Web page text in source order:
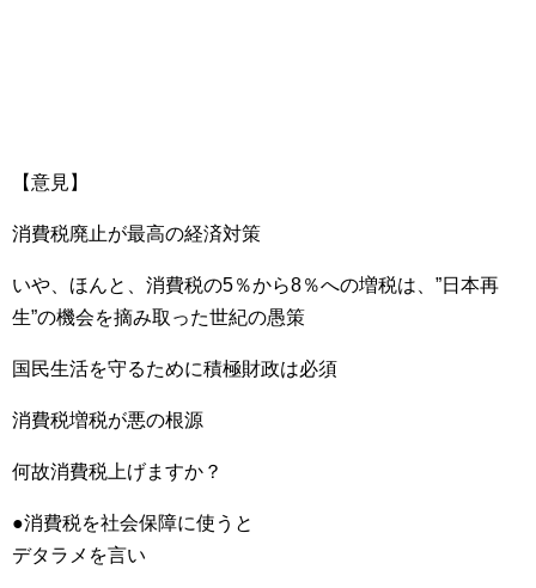
【意見】
消費税廃止が最高の経済対策
いや、ほんと、消費税の5％から8％への増税は、”日本再
生”の機会を摘み取った世紀の愚策
国民生活を守るために積極財政は必須
消費税増税が悪の根源
何故消費税上げますか？
●消費税を社会保障に使うと
デタラメを言い